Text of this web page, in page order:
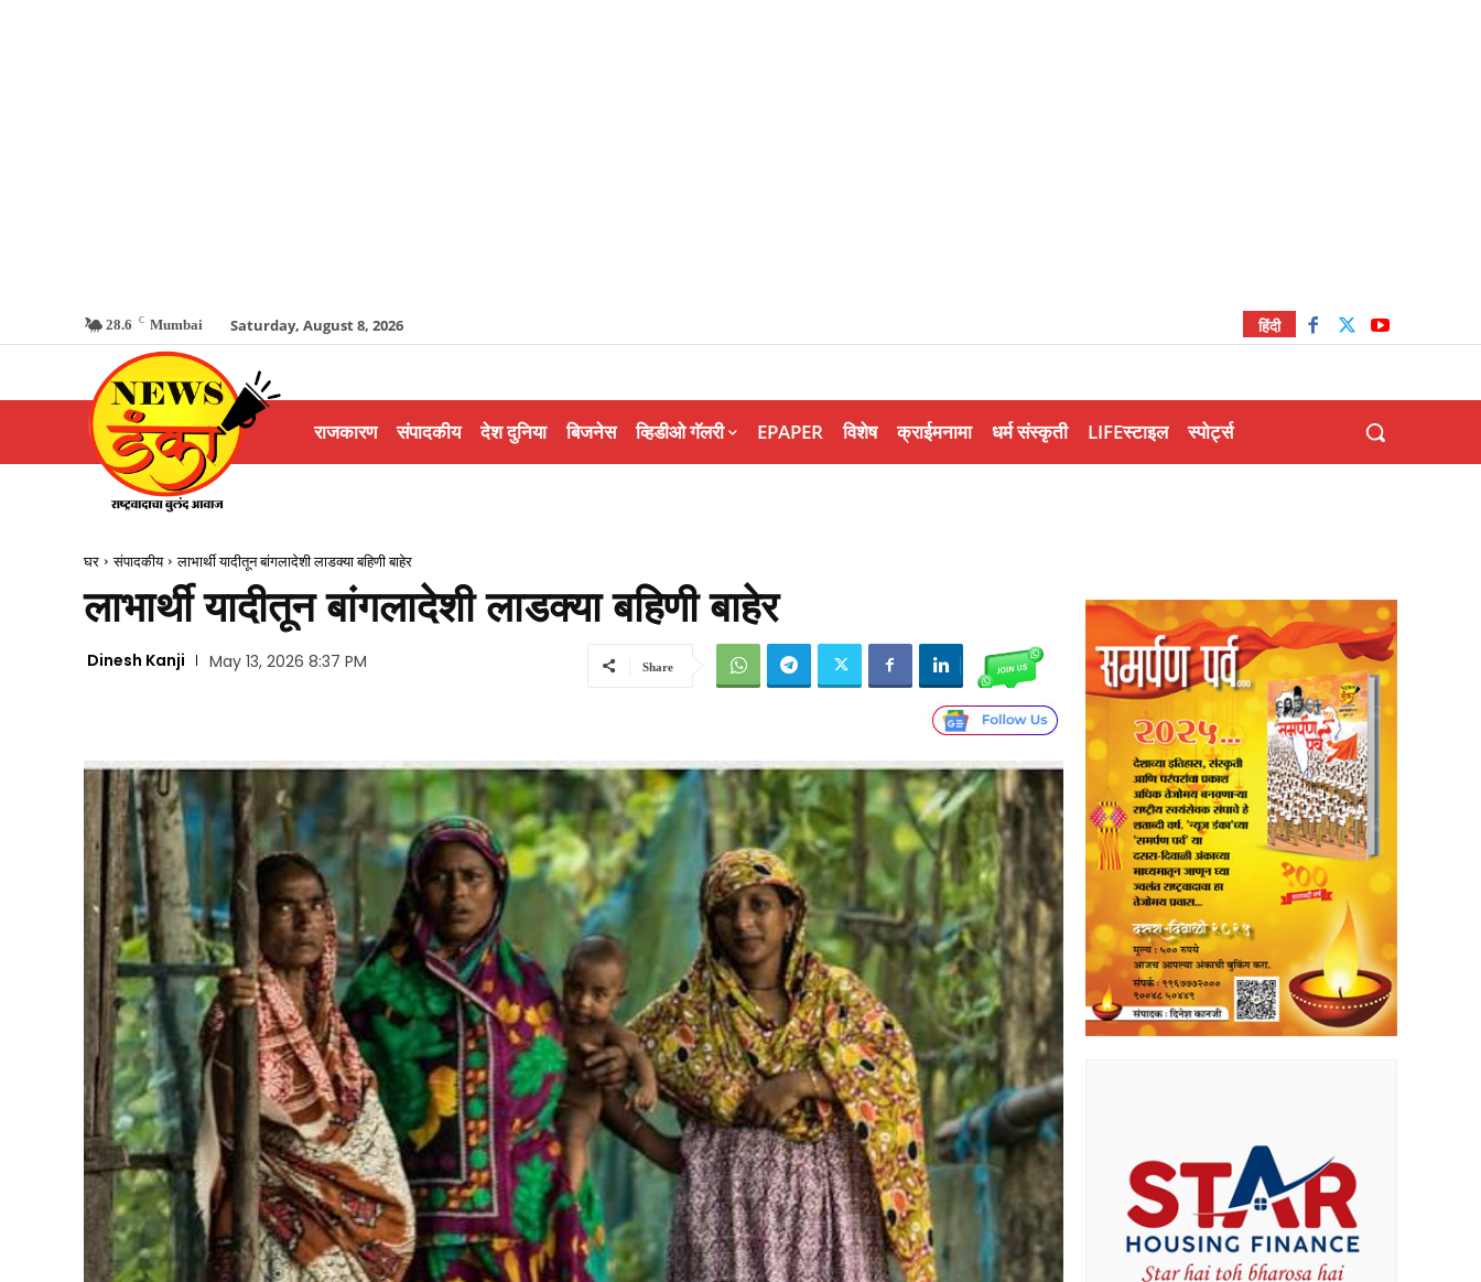
28.6 C Mumbai Saturday, August 8, 2026 हिंदी
राजकारण संपादकीय देश दुनिया बिजनेस व्हिडीओ गॅलरी EPAPER विशेष क्राईमनामा धर्म संस्कृती LIFEस्टाइल स्पोर्ट्स
घर संपादकीय लाभार्थी यादीतून बांगलादेशी लाडक्या बहिणी बाहेर
लाभार्थी यादीतून बांगलादेशी लाडक्या बहिणी बाहेर
Dinesh Kanji May 13, 2026 8:37 PM Share